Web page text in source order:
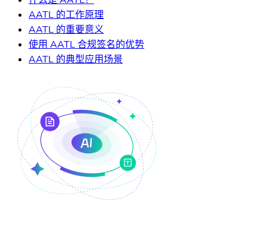
AATL 的工作原理
AATL 的重要意义
使用 AATL 合规签名的优势
AATL 的典型应用场景